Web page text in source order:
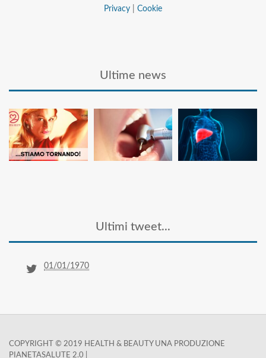
Privacy Cookie
Ultime news
Ultimi tweet...
01/01/1970
COPYRIGHT © 2019 HEALTH & BEAUTY UNA PRODUZIONE
PIANETASALUTE 2.0 |